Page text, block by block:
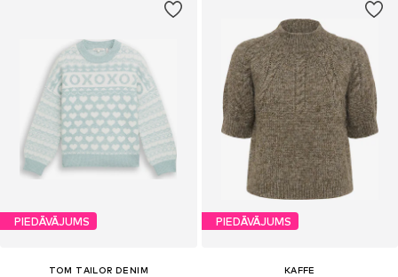
PIEDĀVĀJUMS
TOM TAILOR DENIM
PIEDĀVĀJUMS
KAFFE